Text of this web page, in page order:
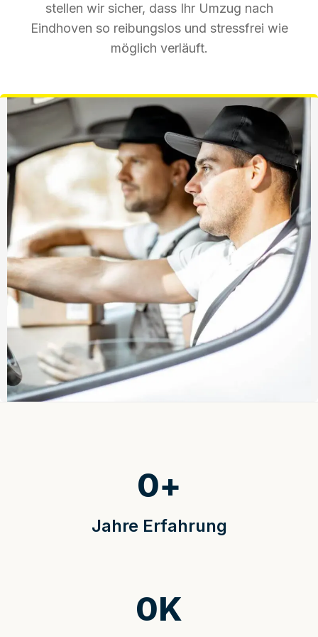
stellen wir sicher, dass Ihr Umzug nach
Eindhoven so reibungslos und stressfrei wie
möglich verläuft.
Jahre Erfahrung
0+
0K